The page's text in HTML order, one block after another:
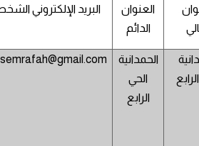
العنوان
الدائم
البريد الإلكتروني
الحمدانية
الحي
الرابع